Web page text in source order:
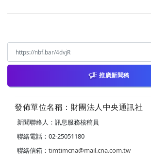
推廣新聞稿
發佈單位名稱：財團法人中央通訊社
新聞聯絡人：訊息服務核稿員
聯絡電話：02-25051180
聯絡信箱： timtimcna@mail.cna.com.tw